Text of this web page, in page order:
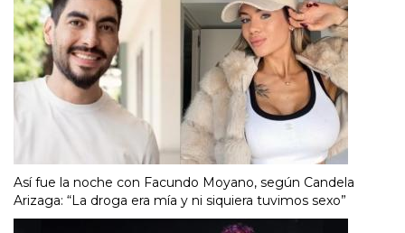
Así fue la noche con Facundo Moyano, según Candela
Arizaga: “La droga era mía y ni siquiera tuvimos sexo”